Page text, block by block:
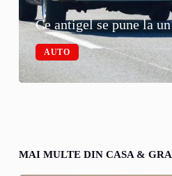
Ce antigel se pune la
AUTO
MAI MULTE DIN CASA &